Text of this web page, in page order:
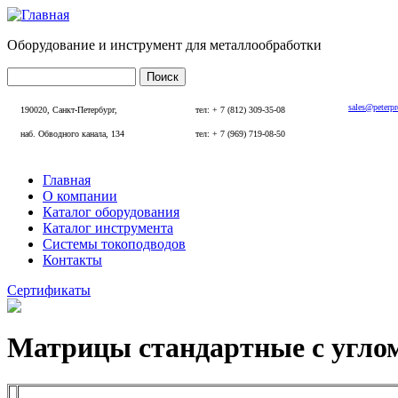
Перейти к основному содержанию
Оборудование и инструмент для металлообработки
190020, Санкт-Петербург,
наб. Обводного канала, 134
тел: + 7 (812) 309-35-08
тел: + 7 (969) 719-08-50
Главное меню
Главная
О компании
Каталог оборудования
Каталог инструмента
Системы токоподводов
Контакты
Сертификаты
Матрицы стандартные с